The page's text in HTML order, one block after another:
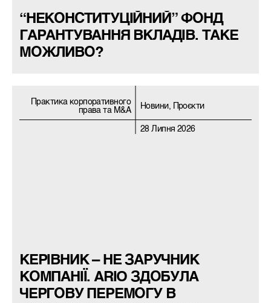
“НЕКОНСТИТУЦІЙНИЙ” ФОНД
ГАРАНТУВАННЯ ВКЛАДІВ. ТАКЕ
МОЖЛИВО?
Практика корпоративного
права та M&A
Новини, Проєкти
28 Липня 2026
КЕРІВНИК – НЕ ЗАРУЧНИК
КОМПАНІЇ. ARIO ЗДОБУЛА
ЧЕРГОВУ ПЕРЕМОГУ В